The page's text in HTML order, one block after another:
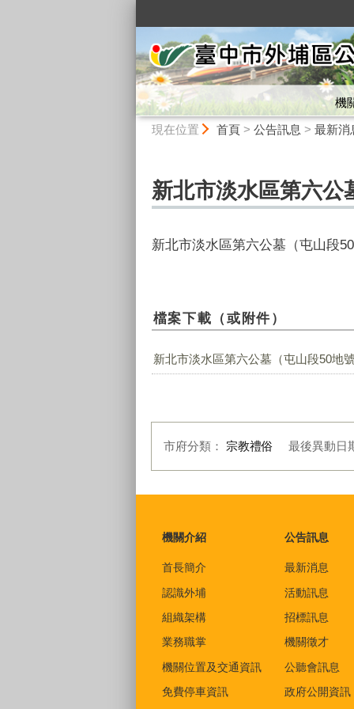
機
現在位置 首頁> 公告訊息 > 最新消
新北市淡水區第六公
新北市淡水區第六公墓（屯山段
檔案下載（或附件）
新北市淡水區第六公墓（屯山段50地
市府分類： 宗教禮俗 最後異動日
機關介紹
首長簡介
認識外埔
組織架構
業務職掌
機關位置及交通資訊
免費停車資訊
公告訊息
最新消息
活動訊息
招標訊息
機關徵才
公聽會訊息
政府公開資訊